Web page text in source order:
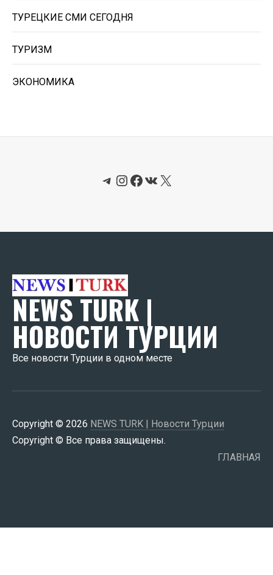
ТУРЕЦКИЕ СМИ СЕГОДНЯ
ТУРИЗМ
ЭКОНОМИКА
Telegram
Instagram
Facebook
ВКонтакте
X
NEWS TURK |
НОВОСТИ ТУРЦИИ
Все новости Турции в одном месте
Copyright © 2026 NEWS TURK | Новости Турции
Copyright © Все права защищены.
ГЛАВНАЯ